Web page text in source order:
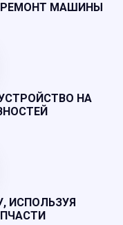
РЕМОНТ МАШИНЫ
НА
ИСПОЛЬЗУЯ